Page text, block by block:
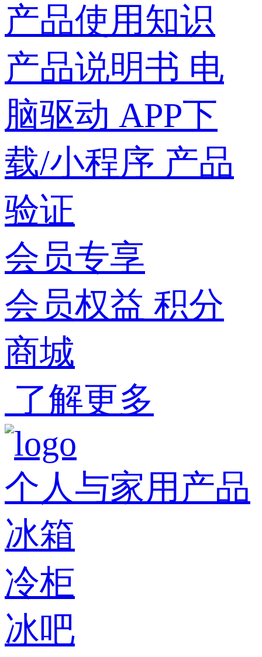
产品使用知识
产品说明书 电
脑驱动 APP下
载/小程序 产品
验证
会员专享
会员权益 积分
商城
了解更多
个人与家用产品
冰箱
冷柜
冰吧